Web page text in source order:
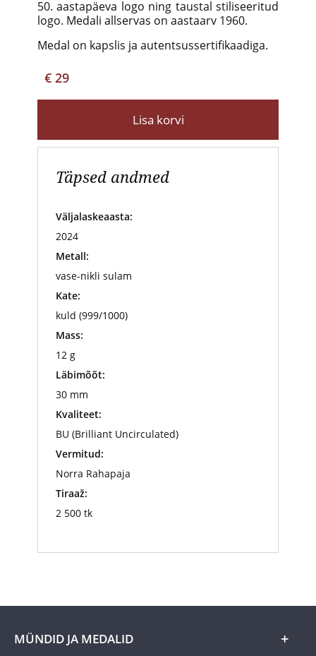
50. aastapäeva logo ning taustal stiliseeritud
logo. Medali allservas on aastaarv 1960.
Medal on kapslis ja autentsussertifikaadiga.
€ 29
Lisa korvi
Täpsed andmed
Väljalaskeaasta:
2024
Metall:
vase-nikli sulam
Kate:
kuld (999/1000)
Mass:
12 g
Läbimõõt:
30 mm
Kvaliteet:
BU (Brilliant Uncirculated)
Vermitud:
Norra Rahapaja
Tiraaž:
2 500 tk
MÜNDID JA MEDALID